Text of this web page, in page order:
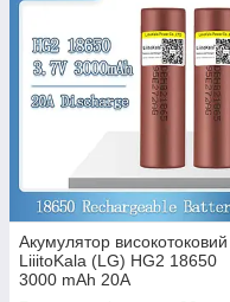
Акумулятор високотоковий
LiiitoKala (LG) HG2 18650
3000 mAh 20А